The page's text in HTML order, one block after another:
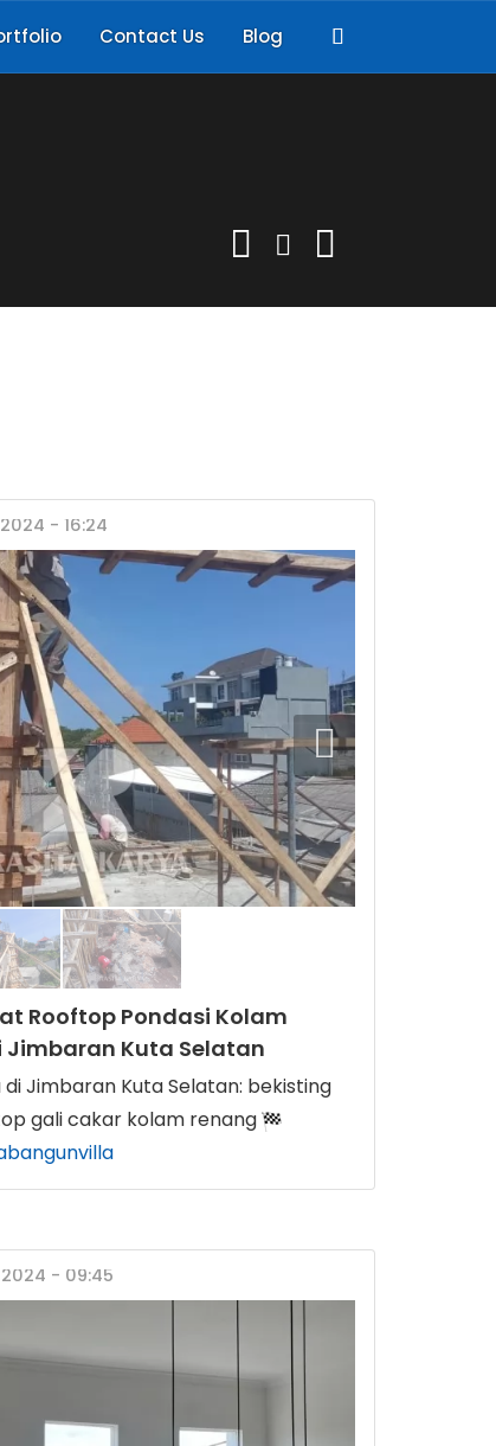
Contact Us Blog
- 16:24
Rooftop Pondasi Kolam
Jimbaran Kuta Selatan
Jimbaran Kuta Selatan: bekisting
gali cakar kolam renang
- 09:45